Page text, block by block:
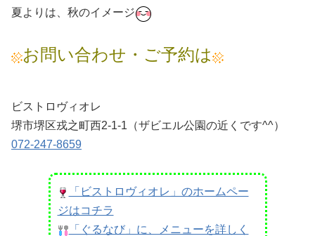
夏よりは、秋のイメージ
お問い合わせ・ご予約は
ビストロヴィオレ
堺市堺区戎之町西2-1-1（ザビエル公園の近くです^^）
072-247-8659
「ビストロヴィオレ」のホームペー
ジはコチラ
「ぐるなび」に、メニューを詳しく